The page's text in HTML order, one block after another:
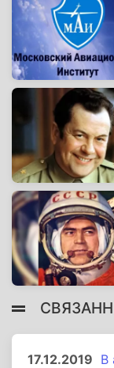
17.12.2019 В